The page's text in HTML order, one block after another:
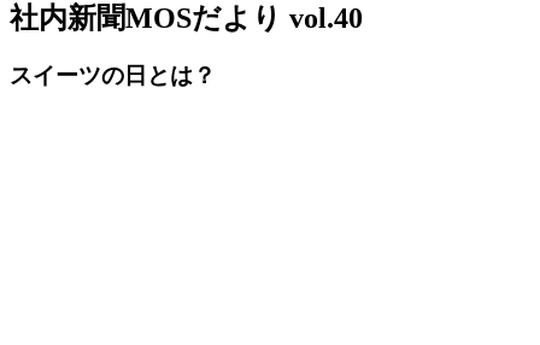
社内新聞MOSだより vol.40
スイーツの日とは？